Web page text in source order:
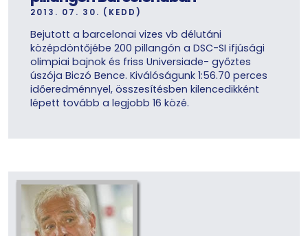
2013. 07. 30. (KEDD)
Bejutott a barcelonai vizes vb délutáni
középdöntőjébe 200 pillangón a DSC-SI ifjúsági
olimpiai bajnok és friss Universiade- győztes
úszója Biczó Bence. Kiválóságunk 1:56.70 perces
időeredménnyel, összesítésben kilencedikként
lépett tovább a legjobb 16 közé.